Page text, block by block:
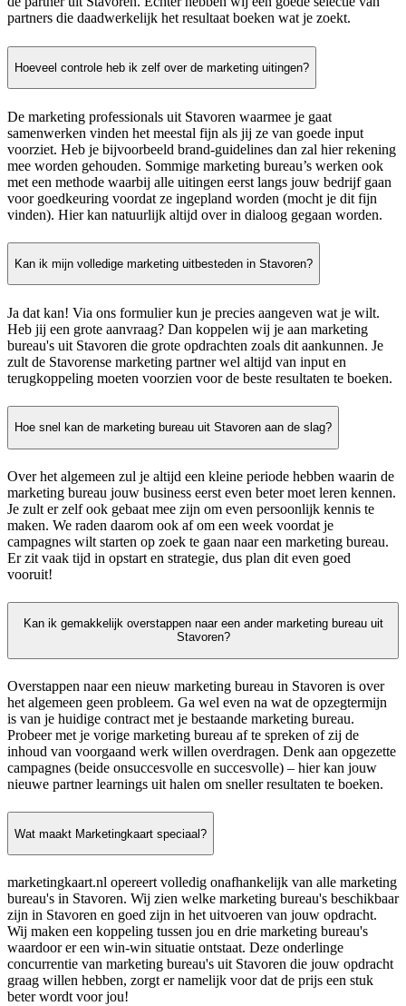
partners die daadwerkelijk het resultaat boeken wat je zoekt.
Hoeveel controle heb ik zelf over de marketing uitingen?
De marketing professionals uit Stavoren waarmee je gaat
samenwerken vinden het meestal fijn als jij ze van goede input
voorziet. Heb je bijvoorbeeld brand-guidelines dan zal hier rekening
mee worden gehouden. Sommige marketing bureau’s werken ook
met een methode waarbij alle uitingen eerst langs jouw bedrijf gaan
voor goedkeuring voordat ze ingepland worden (mocht je dit fijn
vinden). Hier kan natuurlijk altijd over in dialoog gegaan worden.
Kan ik mijn volledige marketing uitbesteden in Stavoren?
Ja dat kan! Via ons formulier kun je precies aangeven wat je wilt.
Heb jij een grote aanvraag? Dan koppelen wij je aan marketing
bureau's uit Stavoren die grote opdrachten zoals dit aankunnen. Je
zult de Stavorense marketing partner wel altijd van input en
terugkoppeling moeten voorzien voor de beste resultaten te boeken.
Hoe snel kan de marketing bureau uit Stavoren aan de slag?
Over het algemeen zul je altijd een kleine periode hebben waarin de
marketing bureau jouw business eerst even beter moet leren kennen.
Je zult er zelf ook gebaat mee zijn om even persoonlijk kennis te
maken. We raden daarom ook af om een week voordat je
campagnes wilt starten op zoek te gaan naar een marketing bureau.
Er zit vaak tijd in opstart en strategie, dus plan dit even goed
vooruit!
Kan ik gemakkelijk overstappen naar een ander marketing bureau uit
Stavoren?
Overstappen naar een nieuw marketing bureau in Stavoren is over
het algemeen geen probleem. Ga wel even na wat de opzegtermijn
is van je huidige contract met je bestaande marketing bureau.
Probeer met je vorige marketing bureau af te spreken of zij de
inhoud van voorgaand werk willen overdragen. Denk aan opgezette
campagnes (beide onsuccesvolle en succesvolle) – hier kan jouw
nieuwe partner learnings uit halen om sneller resultaten te boeken.
Wat maakt Marketingkaart speciaal?
marketingkaart.nl opereert volledig onafhankelijk van alle marketing
bureau's in Stavoren. Wij zien welke marketing bureau's beschikbaar
zijn in Stavoren en goed zijn in het uitvoeren van jouw opdracht.
Wij maken een koppeling tussen jou en drie marketing bureau's
waardoor er een win-win situatie ontstaat. Deze onderlinge
concurrentie van marketing bureau's uit Stavoren die jouw opdracht
graag willen hebben, zorgt er namelijk voor dat de prijs een stuk
beter wordt voor jou!